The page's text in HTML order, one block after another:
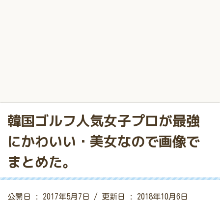
韓国ゴルフ人気女子プロが最強
にかわいい・美女なので画像で
まとめた。
公開日 : 2017年5月7日 / 更新日 : 2018年10月6日